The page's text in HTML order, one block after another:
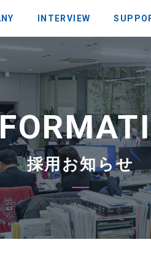
INTERVIEW
採用お知らせ